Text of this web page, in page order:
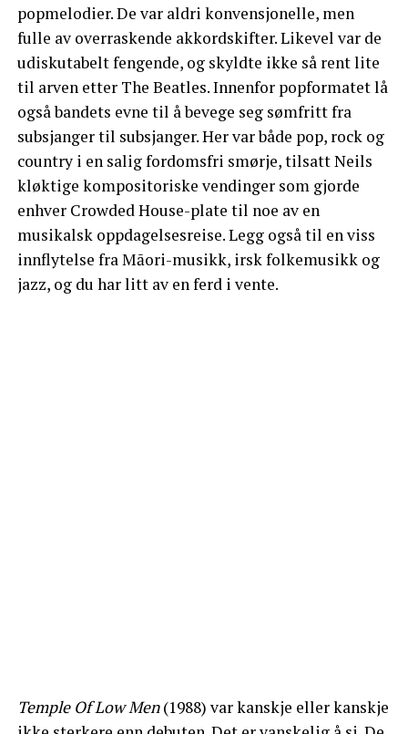
popmelodier. De var aldri konvensjonelle, men
fulle av overraskende akkordskifter. Likevel var de
udiskutabelt fengende, og skyldte ikke så rent lite
til arven etter The Beatles. Innenfor popformatet lå
også bandets evne til å bevege seg sømfritt fra
subsjanger til subsjanger. Her var både pop, rock og
country i en salig fordomsfri smørje, tilsatt Neils
kløktige kompositoriske vendinger som gjorde
enhver Crowded House-plate til noe av en
musikalsk oppdagelsesreise. Legg også til en viss
innflytelse fra Māori-musikk, irsk folkemusikk og
jazz, og du har litt av en ferd i vente.
Temple Of Low Men(1988) var kanskje eller kanskje